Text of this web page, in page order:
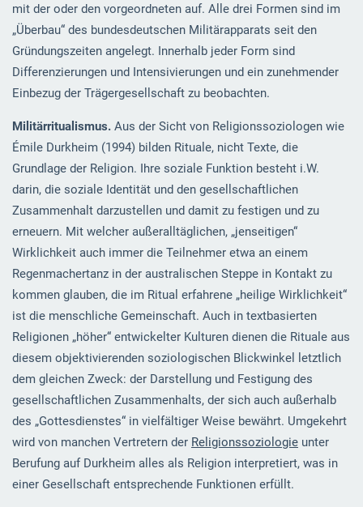
mit der oder den vorgeordneten auf. Alle drei Formen sind im
„Überbau“ des bundesdeutschen Militärapparats seit den
Gründungszeiten angelegt. Innerhalb jeder Form sind
Differenzierungen und Intensivierungen und ein zunehmender
Einbezug der Trägergesellschaft zu beobachten.
Militärritualismus. Aus der Sicht von Religionssoziologen wie
Émile Durkheim (1994) bilden Rituale, nicht Texte, die
Grundlage der Religion. Ihre soziale Funktion besteht i.W.
darin, die soziale Identität und den gesellschaftlichen
Zusammenhalt darzustellen und damit zu festigen und zu
erneuern. Mit welcher außeralltäglichen, „jenseitigen“
Wirklichkeit auch immer die Teilnehmer etwa an einem
Regenmachertanz in der australischen Steppe in Kontakt zu
kommen glauben, die im Ritual erfahrene „heilige Wirklichkeit“
ist die menschliche Gemeinschaft. Auch in textbasierten
Religionen „höher“ entwickelter Kulturen dienen die Rituale aus
diesem objektivierenden soziologischen Blickwinkel letztlich
dem gleichen Zweck: der Darstellung und Festigung des
gesellschaftlichen Zusammenhalts, der sich auch außerhalb
des „Gottesdienstes“ in vielfältiger Weise bewährt. Umgekehrt
wird von manchen Vertretern der Religionssoziologieunter
Berufung auf Durkheim alles als Religion interpretiert, was in
einer Gesellschaft entsprechende Funktionen erfüllt.